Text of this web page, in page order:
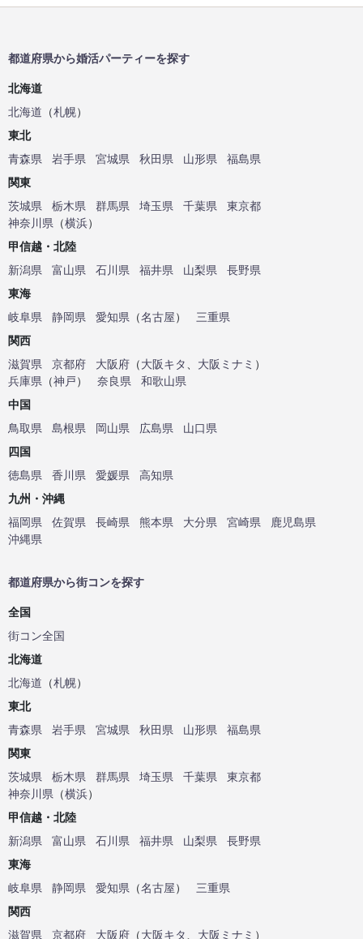
都道府県から婚活パーティーを探す
北海道
北海道 （札幌）
東北
青森県
岩手県 宮城県 秋田県 山形県
福島県
関東
茨城県
栃木県 群馬県 埼玉県 千葉県
東京都
神奈川県 （横浜）
甲信越・北陸
新潟県
富山県 石川県 福井県 山梨県
長野県
東海
岐阜県
静岡県 愛知県 （名古屋）
三重県
関西
滋賀県
京都府 大阪府 （大阪キタ 大阪ミナミ ）
兵庫県 （神戸） 奈良県
和歌山県
中国
鳥取県
島根県 岡山県 広島県
山口県
四国
徳島県
香川県 愛媛県
高知県
九州・沖縄
福岡県
佐賀県 長崎県 熊本県 大分県 宮崎県
鹿児島県
沖縄県
都道府県から街コンを探す
全国
街コン全国
北海道
北海道 （札幌）
東北
青森県
岩手県 宮城県 秋田県 山形県
福島県
関東
茨城県
栃木県 群馬県 埼玉県 千葉県
東京都
神奈川県 （横浜）
甲信越・北陸
新潟県
富山県 石川県 福井県 山梨県
長野県
東海
岐阜県
静岡県 愛知県 （名古屋）
三重県
関西
滋賀県
京都府 大阪府 （大阪キタ 大阪ミナミ ）